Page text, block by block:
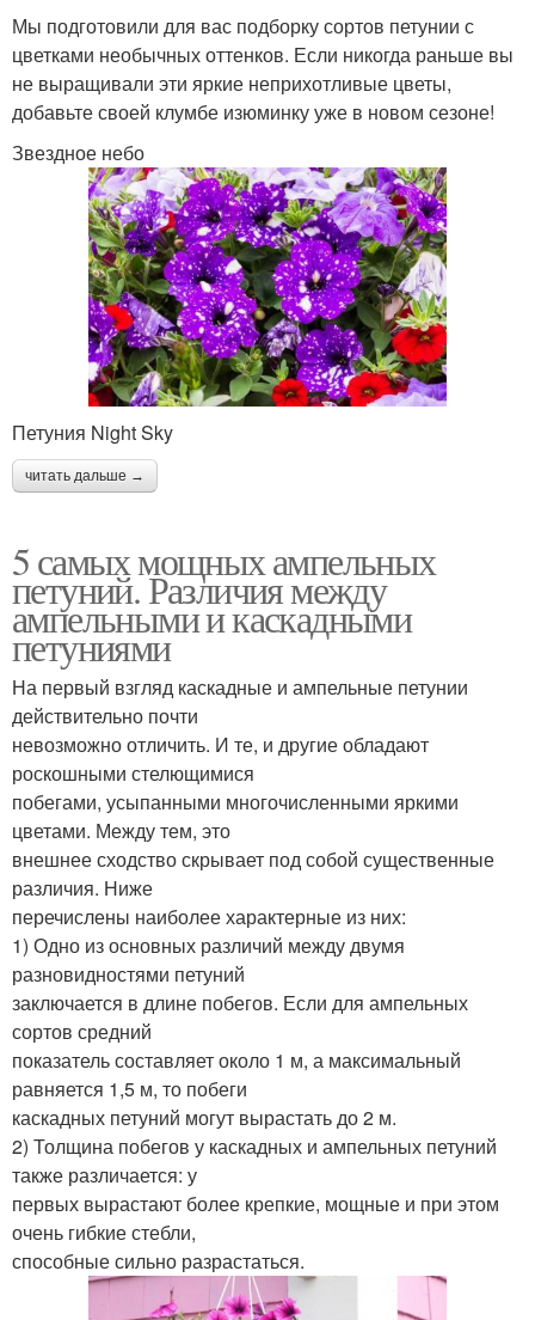
Мы подготовили для вас подборку сортов петунии с
цветками необычных оттенков. Если никогда раньше вы
не выращивали эти яркие неприхотливые цветы,
добавьте своей клумбе изюминку уже в новом сезоне!
Звездное небо
Петуния Night Sky
читать дальше →
5 самых мощных ампельных
петуний. Различия между
ампельными и каскадными
петуниями
На первый взгляд каскадные и ампельные петунии
действительно почти
невозможно отличить. И те, и другие обладают
роскошными стелющимися
побегами, усыпанными многочисленными яркими
цветами. Между тем, это
внешнее сходство скрывает под собой существенные
различия. Ниже
перечислены наиболее характерные из них:
1) Одно из основных различий между двумя
разновидностями петуний
заключается в длине побегов. Если для ампельных
сортов средний
показатель составляет около 1 м, а максимальный
равняется 1,5 м, то побеги
каскадных петуний могут вырастать до 2 м.
2) Толщина побегов у каскадных и ампельных петуний
также различается: у
первых вырастают более крепкие, мощные и при этом
очень гибкие стебли,
способные сильно разрастаться.